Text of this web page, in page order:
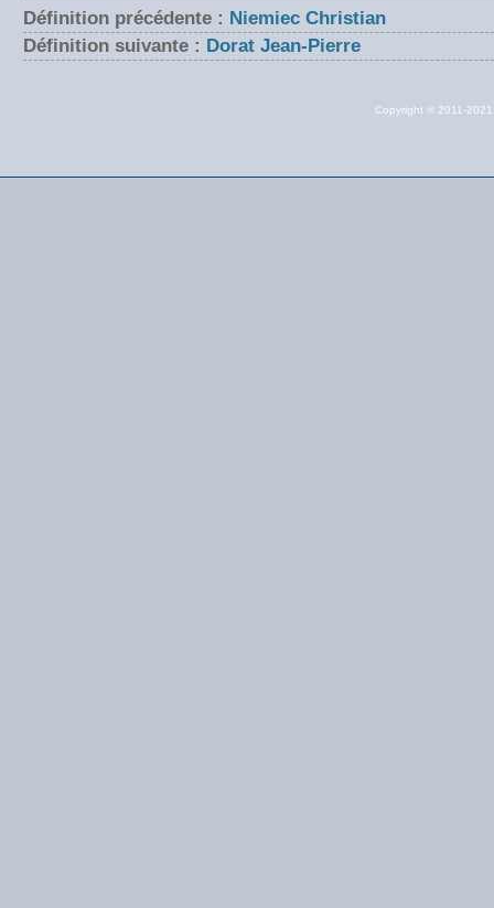
Définition précédente : Niemiec Christian
Définition suivante : Dorat Jean-Pierre
Copyright © 2011-